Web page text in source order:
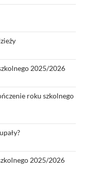
2025/2026
roku szkolnego
2025/2026